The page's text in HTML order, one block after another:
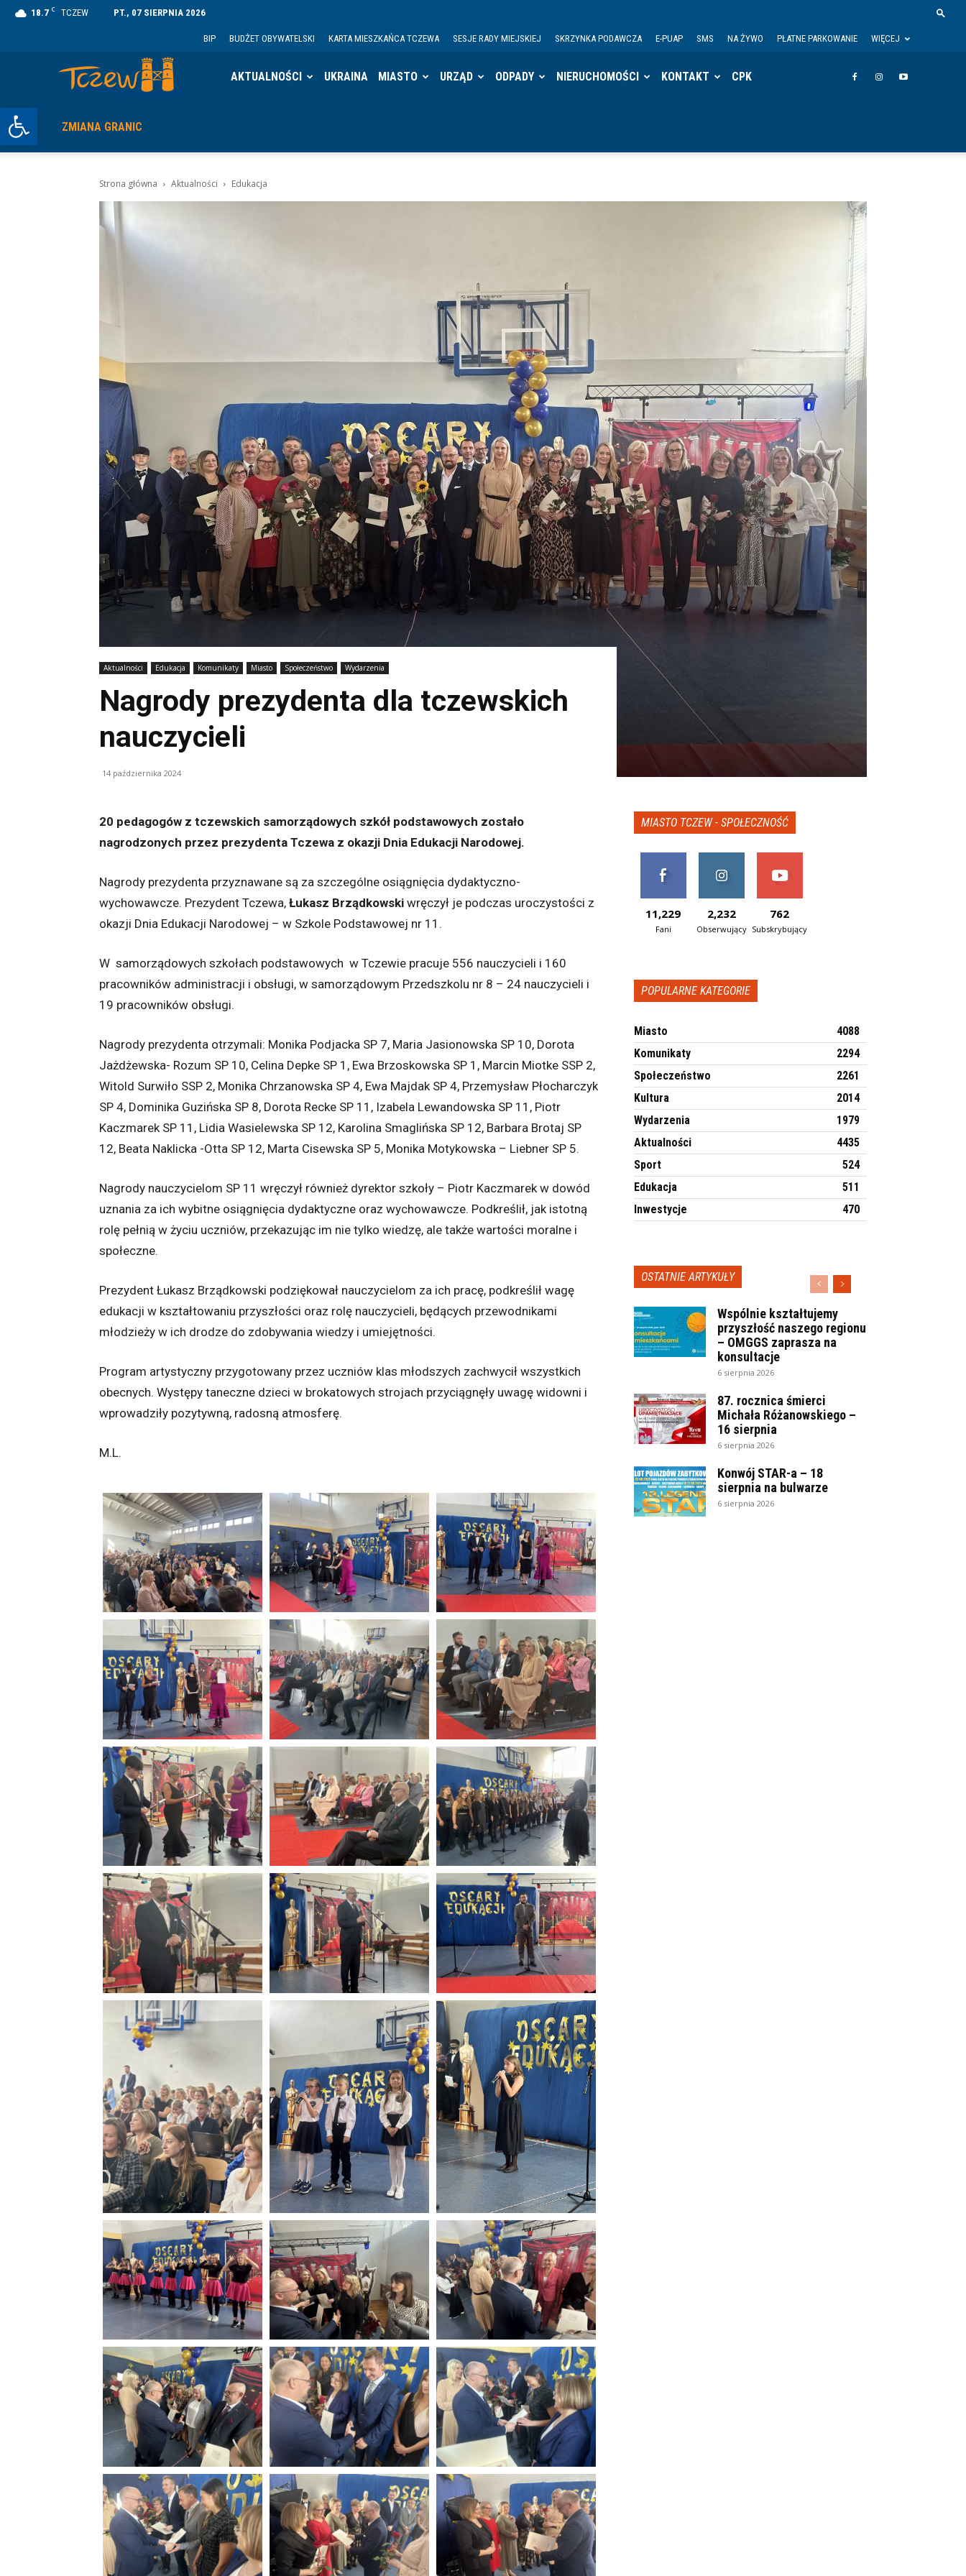
Otwórz pasek narzędzi
18.7 C TCZEW PT., 07 SIERPNIA 2026
BIP BUDŻET OBYWATELSKI KARTA MIESZKAŃCA TCZEWA SESJE RADY MIEJSKIEJ SKRZYNKA PODAWCZA E-PUAP SMS NA ŻYWO PŁATNE PARKOWANIE WIĘCEJ
AKTUALNOŚCI UKRAINA MIASTO URZĄD ODPADY NIERUCHOMOŚCI KONTAKT CPK
ZMIANA GRANIC
Strona główna Aktualności Edukacja
Aktualności Edukacja Komunikaty Miasto Społeczeństwo Wydarzenia
Nagrody prezydenta dla tczewskich
nauczycieli
14 października 2024
20 pedagogów z tczewskich samorządowych szkół podstawowych zostało
nagrodzonych przez prezydenta Tczewa z okazji Dnia Edukacji Narodowej.
Nagrody prezydenta przyznawane są za szczególne osiągnięcia dydaktyczno-
wychowawcze. Prezydent Tczewa, Łukasz Brządkowski wręczył je podczas uroczystości z
okazji Dnia Edukacji Narodowej – w Szkole Podstawowej nr 11.
W samorządowych szkołach podstawowych w Tczewie pracuje 556 nauczycieli i 160
pracowników administracji i obsługi, w samorządowym Przedszkolu nr 8 – 24 nauczycieli i
19 pracowników obsługi.
Nagrody prezydenta otrzymali: Monika Podjacka SP 7, Maria Jasionowska SP 10, Dorota
Jażdżewska- Rozum SP 10, Celina Depke SP 1, Ewa Brzoskowska SP 1, Marcin Miotke SSP 2,
Witold Surwiło SSP 2, Monika Chrzanowska SP 4, Ewa Majdak SP 4, Przemysław Płocharczyk
SP 4, Dominika Guzińska SP 8, Dorota Recke SP 11, Izabela Lewandowska SP 11, Piotr
Kaczmarek SP 11, Lidia Wasielewska SP 12, Karolina Smaglińska SP 12, Barbara Brotaj SP
12, Beata Naklicka -Otta SP 12, Marta Cisewska SP 5, Monika Motykowska – Liebner SP 5.
Nagrody nauczycielom SP 11 wręczył również dyrektor szkoły – Piotr Kaczmarek w dowód
uznania za ich wybitne osiągnięcia dydaktyczne oraz wychowawcze. Podkreślił, jak istotną
rolę pełnią w życiu uczniów, przekazując im nie tylko wiedzę, ale także wartości moralne i
społeczne.
Prezydent Łukasz Brządkowski podziękował nauczycielom za ich pracę, podkreślił wagę
edukacji w kształtowaniu przyszłości oraz rolę nauczycieli, będących przewodnikami
młodzieży w ich drodze do zdobywania wiedzy i umiejętności.
Program artystyczny przygotowany przez uczniów klas młodszych zachwycił wszystkich
obecnych. Występy taneczne dzieci w brokatowych strojach przyciągnęły uwagę widowni i
wprowadziły pozytywną, radosną atmosferę.
M.L.
MIASTO TCZEW - SPOŁECZNOŚĆ
11,229
Fani
2,232
Obserwujący
762
Subskrybujący
POPULARNE KATEGORIE
Miasto
4088
Komunikaty
2294
Społeczeństwo
2261
Kultura
2014
Wydarzenia
1979
Aktualności
4435
Sport
524
Edukacja
511
Inwestycje
470
OSTATNIE ARTYKUŁY
Wspólnie kształtujemy
przyszłość naszego regionu
– OMGGS zaprasza na
konsultacje
6 sierpnia 2026
87. rocznica śmierci
Michała Różanowskiego –
16 sierpnia
6 sierpnia 2026
Konwój STAR-a – 18
sierpnia na bulwarze
6 sierpnia 2026